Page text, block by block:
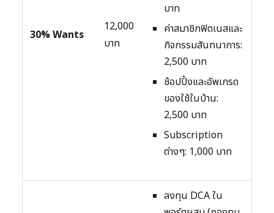
30% Wants
12,000
บาท
บาท
ค่าสมาชิกฟิตเนสและ
กิจกรรมสันทนาการ:
2,500 บาท
ช้อปปิ้งและอัพเกรด
ของใช้ในบ้าน:
2,500 บาท
Subscription
ต่างๆ: 1,000 บาท
ลงทุน DCA ใน